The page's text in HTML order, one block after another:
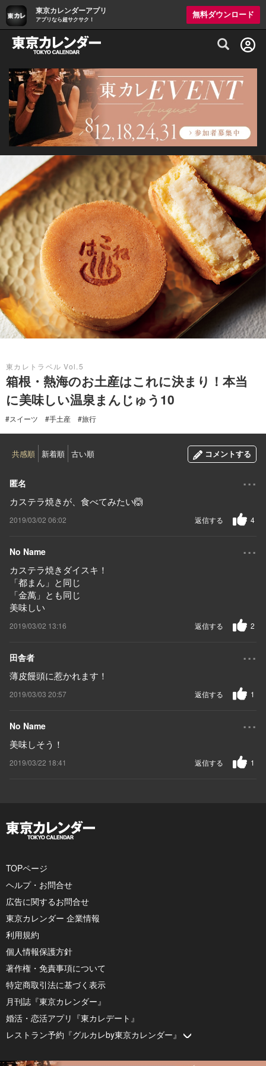
東京カレンダーアプリ
アプリなら超サクサク！
無料ダウンロード
グルメ情報・プレミアムレストラン予約
東カレトラベル Vol.5
箱根・熱海のお土産はこれに決まり！本当
に美味しい温泉まんじゅう10
#スイーツ #手土産 #旅行
共感順 新着順 古い順 コメントする
匿名 ...
カステラ焼きが、食べてみたい🙆
2019/03/02 06:02 4
返信する
No Name ...
カステラ焼きダイスキ！
「都まん」と同じ
「金萬」とも同じ
美味しい
2019/03/02 13:16 2
返信する
田舎者 ...
薄皮饅頭に惹かれます！
2019/03/03 20:57 1
返信する
No Name ...
美味しそう！
2019/03/22 18:41 1
返信する
TOPページ
ヘルプ・お問合せ
広告に関するお問合せ
東京カレンダー 企業情報
利用規約
個人情報保護方針
著作権・免責事項について
特定商取引法に基づく表示
月刊誌『東京カレンダー』
婚活・恋活アプリ『東カレデート』
レストラン予約『グルカレby東京カレンダー』